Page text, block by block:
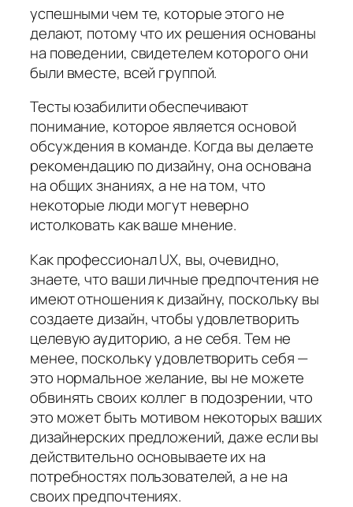
успешными чем те, которые этого не
делают, потому что их решения основаны
на поведении, свидетелем которого они
были вместе, всей группой.
Тесты юзабилити обеспечивают
понимание, которое является основой
обсуждения в команде. Когда вы делаете
рекомендацию по дизайну, она основана
на общих знаниях, а не на том, что
некоторые люди могут неверно
истолковать как ваше мнение.
Как профессионал UX, вы, очевидно,
знаете, что ваши личные предпочтения не
имеют отношения к дизайну, поскольку вы
создаете дизайн, чтобы удовлетворить
целевую аудиторию, а не себя. Тем не
менее, поскольку удовлетворить себя —
это нормальное желание, вы не можете
обвинять своих коллег в подозрении, что
это может быть мотивом некоторых ваших
дизайнерских предложений, даже если вы
действительно основываете их на
потребностях пользователей, а не на
своих предпочтениях.